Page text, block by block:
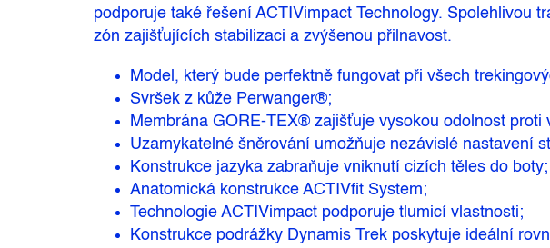
podporuje také řešení ACTIVimpact Technology. Spolehlivou
zón zajišťujících stabilizaci a zvýšenou přilnavost.
Model, který bude perfektně fungovat při všech
Svršek z kůže Perwanger®;
Membrána GORE-TEX® zajišťuje vysokou odolnost
Uzamykatelné šněrování umožňuje nezávislé nastavení
Konstrukce jazyka zabraňuje vniknutí cizích těles do boty;
Anatomická konstrukce ACTIVfit System;
Technologie ACTIVimpact podporuje tlumicí vlastnosti;
Konstrukce podrážky Dynamis Trek poskytuje ideální